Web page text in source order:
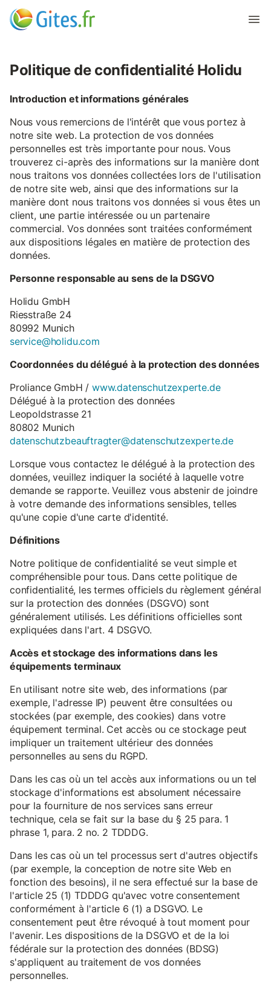
Politique de confidentialité Holidu
Introduction et informations générales
Nous vous remercions de l'intérêt que vous portez à
notre site web. La protection de vos données
personnelles est très importante pour nous. Vous
trouverez ci-après des informations sur la manière dont
nous traitons vos données collectées lors de l'utilisation
de notre site web, ainsi que des informations sur la
manière dont nous traitons vos données si vous êtes un
client, une partie intéressée ou un partenaire
commercial. Vos données sont traitées conformément
aux dispositions légales en matière de protection des
données.
Personne responsable au sens de la DSGVO
Holidu GmbH
Riesstraße 24
80992 Munich
service@holidu.com
Coordonnées du délégué à la protection des données
Proliance GmbH /www.datenschutzexperte.de
Délégué à la protection des données
Leopoldstrasse 21
80802 Munich
datenschutzbeauftragter@datenschutzexperte.de
Lorsque vous contactez le délégué à la protection des
données, veuillez indiquer la société à laquelle votre
demande se rapporte. Veuillez vous abstenir de joindre
à votre demande des informations sensibles, telles
qu'une copie d'une carte d'identité.
Définitions
Notre politique de confidentialité se veut simple et
compréhensible pour tous. Dans cette politique de
confidentialité, les termes officiels du règlement général
sur la protection des données (DSGVO) sont
généralement utilisés. Les définitions officielles sont
expliquées dans l'art. 4 DSGVO.
Accès et stockage des informations dans les
équipements terminaux
En utilisant notre site web, des informations (par
exemple, l'adresse IP) peuvent être consultées ou
stockées (par exemple, des cookies) dans votre
équipement terminal. Cet accès ou ce stockage peut
impliquer un traitement ultérieur des données
personnelles au sens du RGPD.
Dans les cas où un tel accès aux informations ou un tel
stockage d'informations est absolument nécessaire
pour la fourniture de nos services sans erreur
technique, cela se fait sur la base du § 25 para. 1
phrase 1, para. 2 no. 2 TDDDG.
Dans les cas où un tel processus sert d'autres objectifs
(par exemple, la conception de notre site Web en
fonction des besoins), il ne sera effectué sur la base de
l'article 25 (1) TDDDG qu'avec votre consentement
conformément à l'article 6 (1) a DSGVO. Le
consentement peut être révoqué à tout moment pour
l'avenir. Les dispositions de la DSGVO et de la loi
fédérale sur la protection des données (BDSG)
s'appliquent au traitement de vos données
personnelles.